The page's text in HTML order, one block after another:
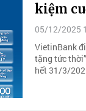
kiệm
05/12/2025
VietinBank
tặng tức
hết 31/3/